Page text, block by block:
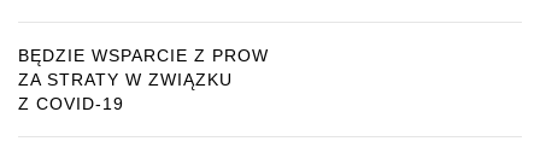
BĘDZIE WSPARCIE Z PROW
ZA STRATY W ZWIĄZKU
Z COVID-19